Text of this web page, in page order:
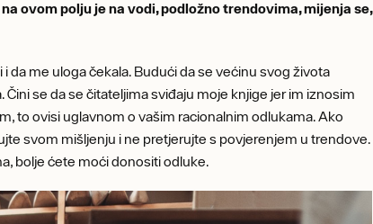
ovom polju je na vodi, podložno trendovima, mijenja se,
me uloga čekala. Budući da se većinu svog života
se da se čitateljima sviđaju moje knjige jer im iznosim
to ovisi uglavnom o vašim racionalnim odlukama. Ako
svom mišljenju i ne pretjerujte s povjerenjem u trendove.
bolje ćete moći donositi odluke.